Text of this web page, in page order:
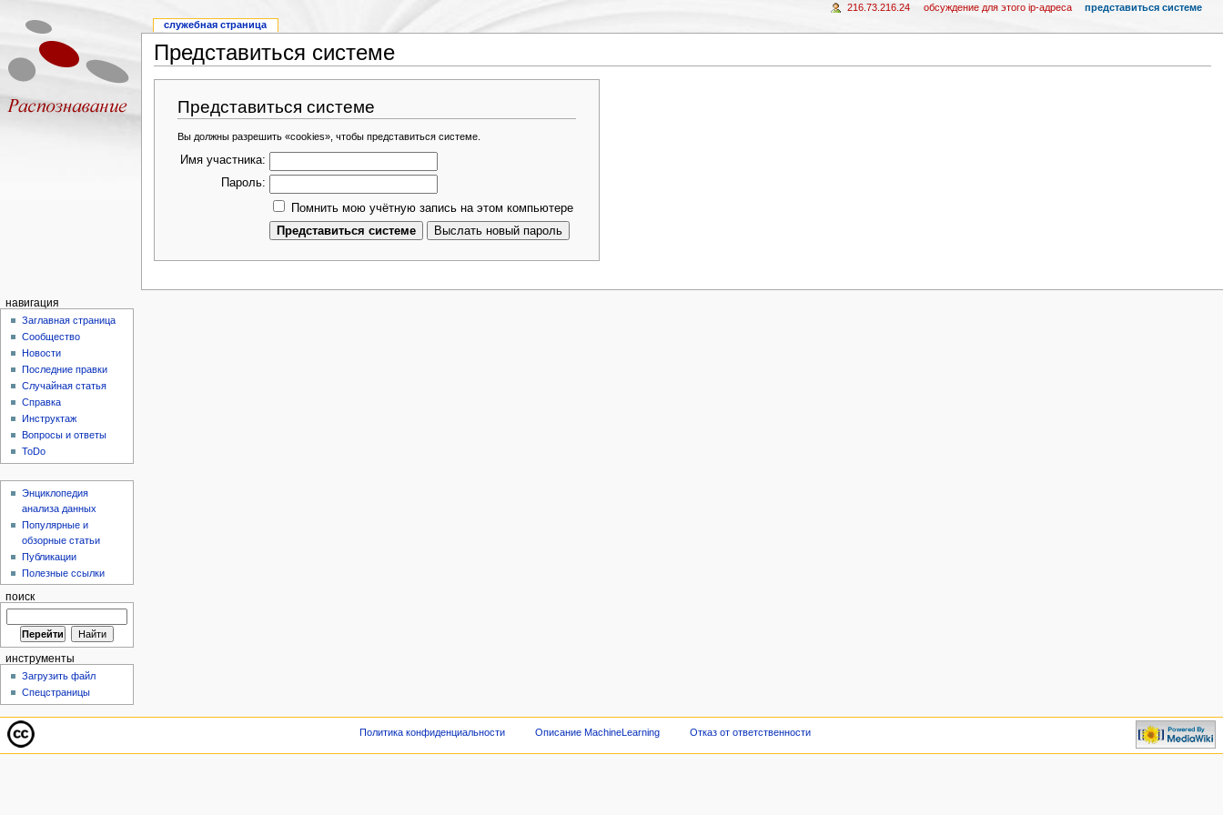
Представиться системе
Представиться системе
Вы должны разрешить «cookies», чтобы представиться системе.
Имя участника:
Пароль:
Помнить мою учётную запись на этом компьютере
служебная страница
216.73.216.24 обсуждение для этого ip-адреса представиться системе
навигация
Заглавная страница
Сообщество
Новости
Последние правки
Случайная статья
Справка
Инструктаж
Вопросы и ответы
ToDo
Энциклопедия
анализа данных
Популярные и
обзорные статьи
Публикации
Полезные ссылки
поиск
инструменты
Загрузить файл
Спецстраницы
Политика конфиденциальности Описание MachineLearning Отказ от ответственности